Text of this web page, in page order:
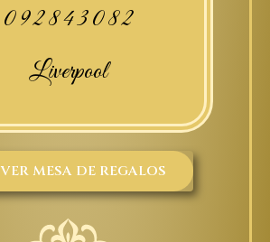
0 9 2 8 4 3 0 8 2
Liverpool
VER MESA DE REGALOS